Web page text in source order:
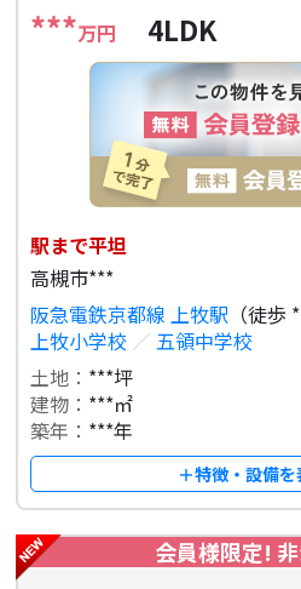
***万円 4LDK
駅まで平坦
高槻市***
阪急電鉄京都線 上牧駅 （徒歩
上牧小学校 ／ 五領中学校
土地： ***坪
建物： ***㎡
築年： ***年
＋特徴・設備
会員様限定!